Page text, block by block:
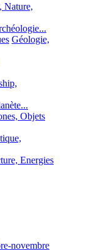
Nature,
Géologie,
Objets
Energies
novembre